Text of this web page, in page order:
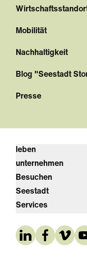
Mobilität
Nachhaltigkeit
Blog "Seestadt
Presse
leben
unternehmen
Besuchen
Seestadt
Services